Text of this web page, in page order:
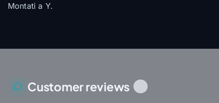
Montati a Y.
Customer reviews